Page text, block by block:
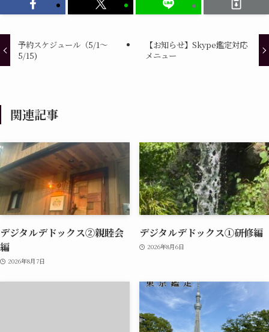
予約スケジュール（5/1～
5/15)
【お知らせ】Skype鑑定対応
メニュー
関連記事
デジタルデドックス②親睦会
編
2026年8月7日
デジタルデドックス①研修編
2026年8月6日